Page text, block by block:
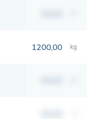
1200,00 kg